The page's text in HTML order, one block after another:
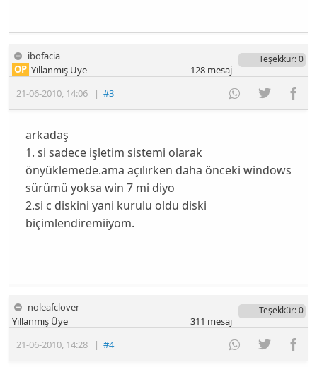
ibofacia
21-06-2010, 14:06 |#3
OP Yıllanmış Üye
Teşekkür: 0
128mesaj
arkadaş
1. si sadece işletim sistemi olarak
önyüklemede.ama açılırken daha önceki windows
sürümü yoksa win 7 mi diyo
2.si c diskini yani kurulu oldu diski
biçimlendiremiiyom.
noleafclover
21-06-2010, 14:28 |#4
Yıllanmış Üye
Teşekkür: 0
311 mesaj